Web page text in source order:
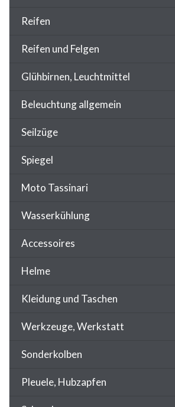
Reifen
Reifen und Felgen
Glühbirnen, Leuchtmittel
Beleuchtung allgemein
Seilzüge
Spiegel
Moto Tassinari
Wasserkühlung
Accessoires
Helme
Kleidung und Taschen
Werkzeuge, Werkstatt
Sonderkolben
Pleuele, Hubzapfen